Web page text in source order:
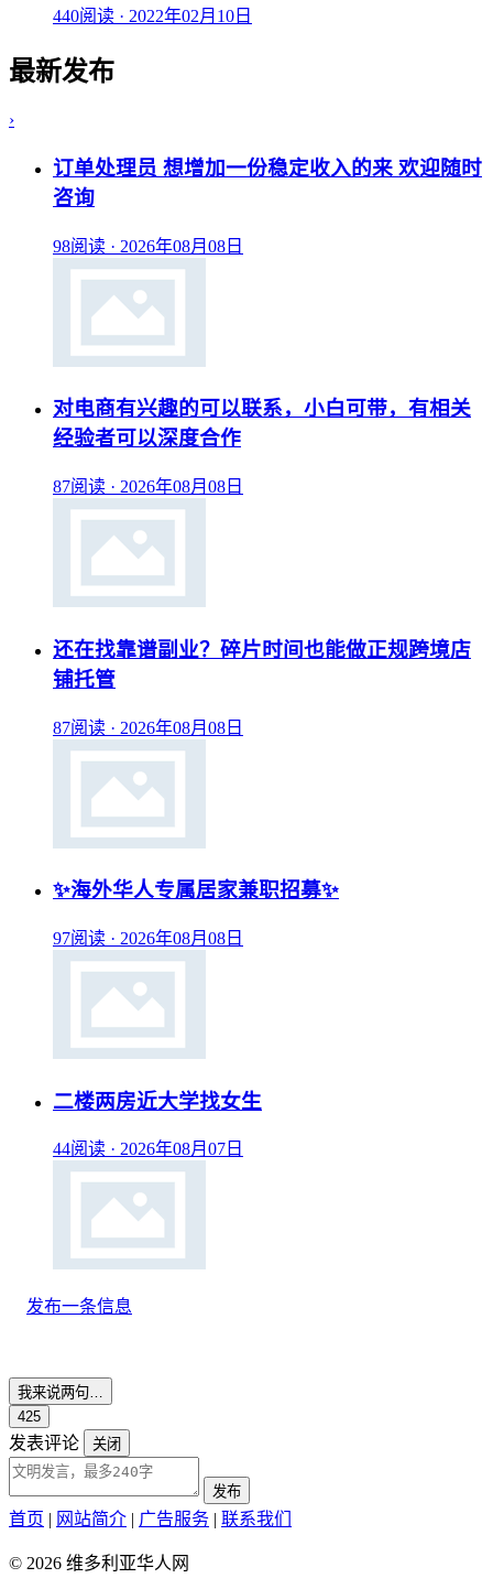
440阅读 · 2022年02月10日
最新发布
›
订单处理员 想增加一份稳定收入的来 欢迎随时
咨询
98阅读 · 2026年08月08日
对电商有兴趣的可以联系，小白可带，有相关
经验者可以深度合作
87阅读 · 2026年08月08日
还在找靠谱副业？碎片时间也能做正规跨境店
铺托管
87阅读 · 2026年08月08日
✨海外华人专属居家兼职招募✨
97阅读 · 2026年08月08日
二楼两房近大学找女生
44阅读 · 2026年08月07日
发布一条信息
我来说两句…
425
发表评论 关闭
发布
首页 | 网站简介 | 广告服务 | 联系我们
© 2026 维多利亚华人网